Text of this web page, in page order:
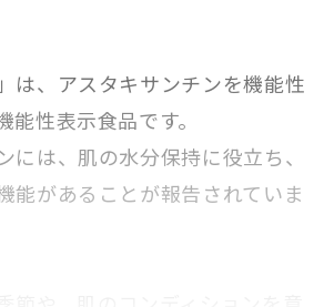
は、アスタキサンチンを機能性
性表示食品です。
には、肌の水分保持に役立ち、
能があることが報告されていま